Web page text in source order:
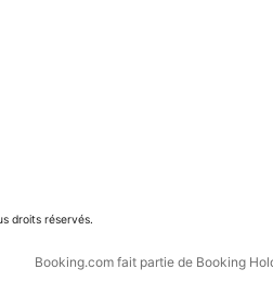
droits réservés.
Booking.com fait partie de Booking